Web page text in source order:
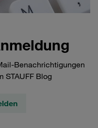
Benachrichtigungen
STAUFF Blog